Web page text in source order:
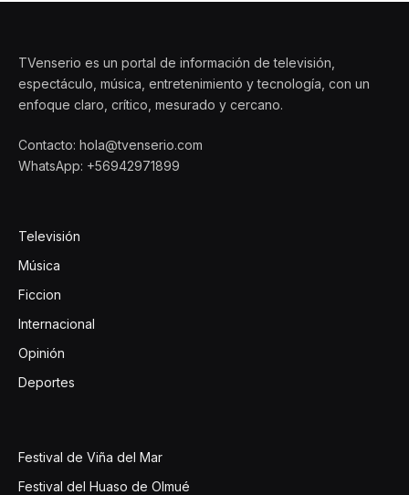
TVenserio es un portal de información de televisión,
espectáculo, música, entretenimiento y tecnología, con un
enfoque claro, crítico, mesurado y cercano.
Contacto: hola@tvenserio.com
WhatsApp: +56942971899
Televisión
Música
Ficcion
Internacional
Opinión
Deportes
Festival de Viña del Mar
Festival del Huaso de Olmué